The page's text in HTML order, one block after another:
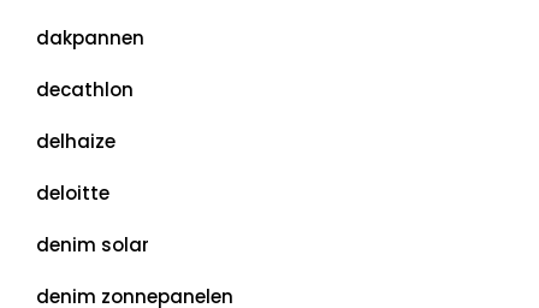
dakpannen
decathlon
delhaize
deloitte
denim solar
denim zonnepanelen